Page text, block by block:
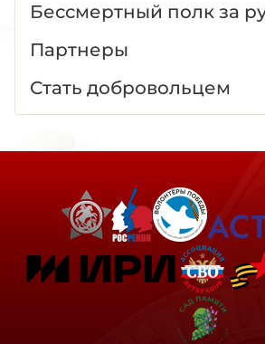
Бессмертный полк за
Партнеры
Стать добровольцем